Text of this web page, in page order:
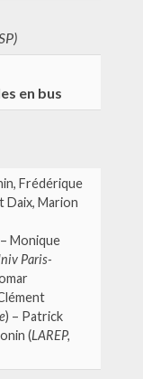
en bus
Frédérique
Daix, Marion
– Monique
Paris-
) – Patrick
(LAREP,